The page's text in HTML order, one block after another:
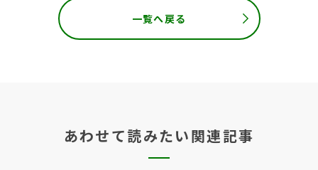
一覧へ戻る
あわせて読みたい関連記事